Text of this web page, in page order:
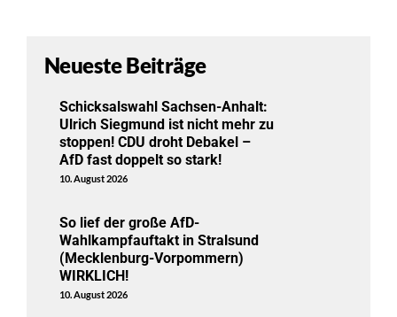
Neueste Beiträge
Schicksalswahl Sachsen-Anhalt:
Ulrich Siegmund ist nicht mehr zu
stoppen! CDU droht Debakel –
AfD fast doppelt so stark!
10. August 2026
So lief der große AfD-
Wahlkampfauftakt in Stralsund
(Mecklenburg-Vorpommern)
WIRKLICH!
10. August 2026